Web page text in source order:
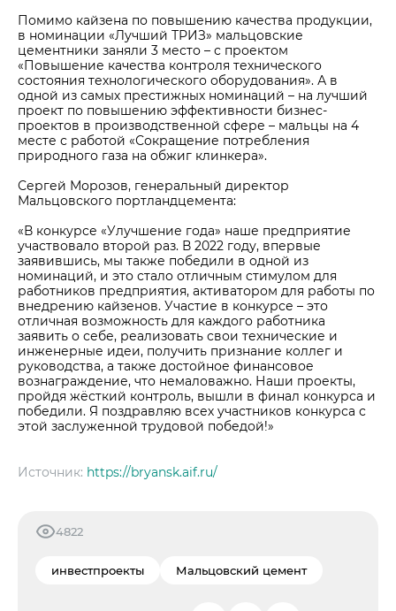
Помимо кайзена по повышению качества продукции,
в номинации «Лучший ТРИЗ» мальцовские
цементники заняли 3 место – с проектом
«Повышение качества контроля технического
состояния технологического оборудования». А в
одной из самых престижных номинаций – на лучший
проект по повышению эффективности бизнес-
проектов в производственной сфере – мальцы на 4
месте с работой «Сокращение потребления
природного газа на обжиг клинкера».
Сергей Морозов, генеральный директор
Мальцовского портландцемента:
«В конкурсе «Улучшение года» наше предприятие
участвовало второй раз. В 2022 году, впервые
заявившись, мы также победили в одной из
номинаций, и это стало отличным стимулом для
работников предприятия, активатором для работы по
внедрению кайзенов. Участие в конкурсе – это
отличная возможность для каждого работника
заявить о себе, реализовать свои технические и
инженерные идеи, получить признание коллег и
руководства, а также достойное финансовое
вознаграждение, что немаловажно. Наши проекты,
пройдя жёсткий контроль, вышли в финал конкурса и
победили. Я поздравляю всех участников конкурса с
этой заслуженной трудовой победой!»
Источник: https://bryansk.aif.ru/
4822
инвестпроекты Мальцовский цемент